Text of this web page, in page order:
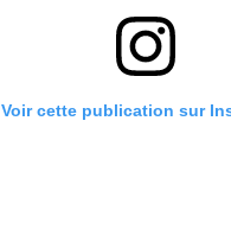
Voir cette publication sur